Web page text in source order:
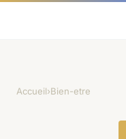
Accueil›Bien-etre